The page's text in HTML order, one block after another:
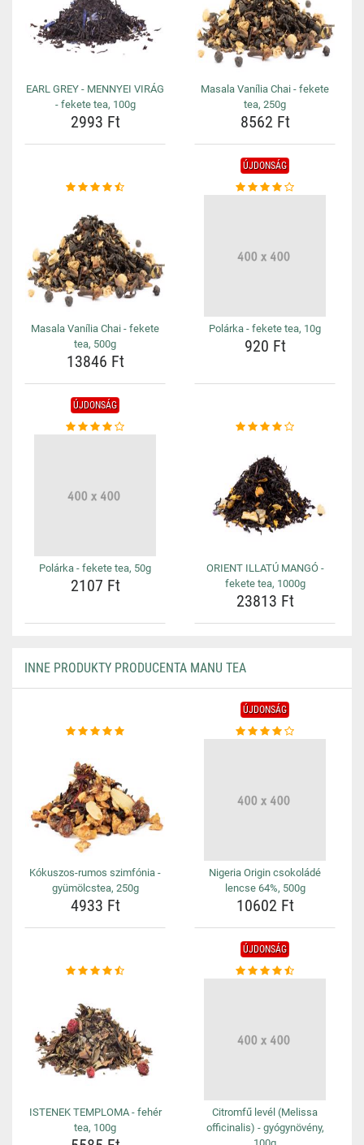
EARL GREY - MENNYEI VIRÁG
- fekete tea, 100g
2993 Ft
Masala Vanília Chai - fekete
tea, 250g
8562 Ft
Masala Vanília Chai - fekete
tea, 500g
13846 Ft
ÚJDONSÁG
Polárka - fekete tea, 10g
920 Ft
ÚJDONSÁG
Polárka - fekete tea, 50g
2107 Ft
ORIENT ILLATÚ MANGÓ -
fekete tea, 1000g
23813 Ft
INNE PRODUKTY PRODUCENTA MANU TEA
Kókuszos-rumos szimfónia -
gyümölcstea, 250g
4933 Ft
ÚJDONSÁG
Nigeria Origin csokoládé
lencse 64%, 500g
10602 Ft
ISTENEK TEMPLOMA - fehér
tea, 100g
ÚJDONSÁG
Citromfű levél (Melissa
officinalis) - gyógynövény,